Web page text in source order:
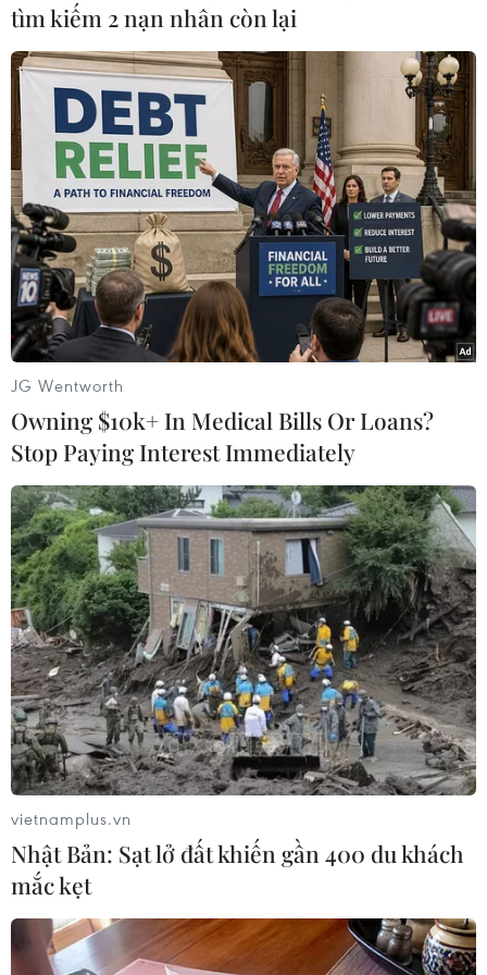
#World Cup
#đăng cai World Cup
#Liên đoàn Bóng đá Quốc tế
#WC 2026-bt
TP. Hà Nội
Theo dõi VietnamPlus
WORLD CUP 2026
Đình chỉ chức vụ một hiệu trưởng do liên quan
đường dây cá độ bóng đá
World Cup 2026 mang lại hơn 2,3 tỷ USD doanh
thu du lịch cho Mexico
World Cup 2026 đóng góp khoảng 20 tỷ USD
cho kinh tế Mỹ
Messi trở lại quê hương sau kỳ World Cup nhiều
cảm xúc
World Cup 2026: Tây Ban Nha phát hành tem
kỷ niệm
tìm kiếm 2 nạn nhân còn lại
JG Wentworth
Owning $10k+ In Medical Bills Or Loans?
Stop Paying Interest Immediately
vietnamplus.vn
Nhật Bản: Sạt lở đất khiến gần 400 du khách
mắc kẹt